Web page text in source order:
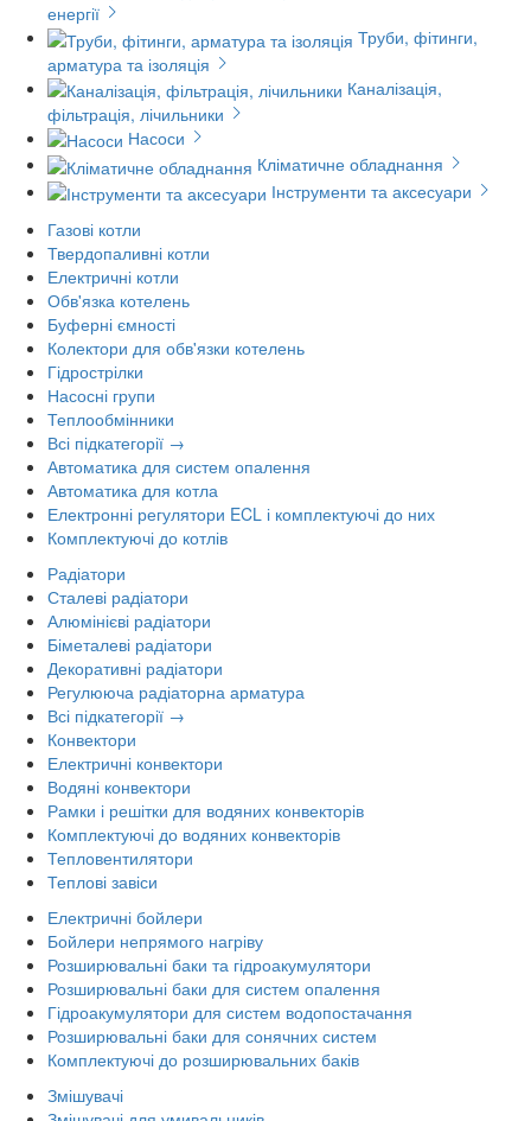
енергії
Труби, фітинги,
арматура та ізоляція
Каналізація,
фільтрація, лічильники
Насоси
Кліматичне обладнання
Інструменти та аксесуари
Газові котли
Твердопаливні котли
Електричні котли
Обв'язка котелень
Буферні ємності
Колектори для обв'язки котелень
Гідрострілки
Насосні групи
Теплообмінники
Всі підкатегорії →
Автоматика для систем опалення
Автоматика для котла
Електронні регулятори ECL і комплектуючі до них
Комплектуючі до котлів
Радіатори
Сталеві радіатори
Алюмінієві радіатори
Біметалеві радіатори
Декоративні радіатори
Регулююча радіаторна арматура
Всі підкатегорії →
Конвектори
Електричні конвектори
Водяні конвектори
Рамки і решітки для водяних конвекторів
Комплектуючі до водяних конвекторів
Тепловентилятори
Теплові завіси
Електричні бойлери
Бойлери непрямого нагріву
Розширювальні баки та гідроакумулятори
Розширювальні баки для систем опалення
Гідроакумулятори для систем водопостачання
Розширювальні баки для сонячних систем
Комплектуючі до розширювальних баків
Змішувачі